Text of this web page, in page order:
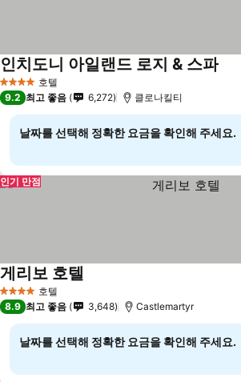
4 성급 호텔
인치도니 아일랜드 로지 & 스파
9.2 최고 좋음 6,272 클로나킬티
날짜를 선택해 정확한 요금을 확인해 주세요.
인기 만점
4 성급 호텔
게리보 호텔
8.9 최고 좋음 3,648 Castlemartyr
날짜를 선택해 정확한 요금을 확인해 주세요.